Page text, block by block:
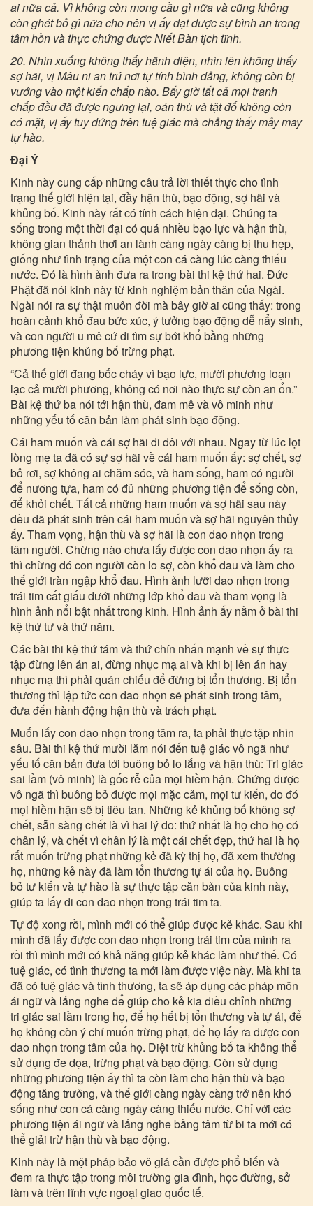
ai nữa cả. Vì không còn mong cầu gì nữa và cũng không
còn ghét bỏ gì nữa cho nên vị ấy đạt được sự bình an trong
tâm hồn và thực chứng được Niết Bàn tịch tĩnh.
20. Nhìn xuống không thấy hãnh diện, nhìn lên không thấy
sợ hãi, vị Mâu ni an trú nơi tự tính bình đẳng, không còn bị
vướng vào một kiến chấp nào. Bấy giờ tất cả mọi tranh
chấp đều đã được ngưng lại, oán thù và tật đố không còn
có mặt, vị ấy tuy đứng trên tuệ giác mà chẳng thấy mảy may
tự hào.
Đại Ý
Kinh này cung cấp những câu trả lời thiết thực cho tình
trạng thế giới hiện tại, đầy hận thù, bạo động, sợ hãi và
khủng bố. Kinh này rất có tính cách hiện đại. Chúng ta
sống trong một thời đại có quá nhiều bạo lực và hận thù,
không gian thảnh thơi an lành càng ngày càng bị thu hẹp,
giống như tình trạng của một con cá càng lúc càng thiếu
nước. Đó là hình ảnh đưa ra trong bài thi kệ thứ hai. Đức
Phật đã nói kinh này từ kinh nghiệm bản thân của Ngài.
Ngài nói ra sự thật muôn đời mà bây giờ ai cũng thấy: trong
hoàn cảnh khổ đau bức xúc, ý tưởng bạo động dễ nẩy sinh,
và con người u mê cứ đi tìm sự bớt khổ bằng những
phương tiện khủng bố trừng phạt.
“Cả thế giới đang bốc cháy vì bạo lực, mười phương loạn
lạc cả mười phương, không có nơi nào thực sự còn an ổn.”
Bài kệ thứ ba nói tới hận thù, đam mê và vô minh như
những yếu tố căn bản làm phát sinh bạo động.
Cái ham muốn và cái sợ hãi đi đôi với nhau. Ngay từ lúc lọt
lòng mẹ ta đã có sự sợ hãi về cái ham muốn ấy: sợ chết, sợ
bỏ rơi, sợ không ai chăm sóc, và ham sống, ham có người
để nương tựa, ham có đủ những phương tiện để sống còn,
để khỏi chết. Tất cả những ham muốn và sợ hãi sau này
đều đã phát sinh trên cái ham muốn và sợ hãi nguyên thủy
ấy. Tham vọng, hận thù và sợ hãi là con dao nhọn trong
tâm người. Chừng nào chưa lấy được con dao nhọn ấy ra
thì chừng đó con người còn lo sợ, còn khổ đau và làm cho
thế giới tràn ngập khổ đau. Hình ảnh lưỡi dao nhọn trong
trái tim cất giấu dưới những lớp khổ đau và tham vọng là
hình ảnh nổi bật nhất trong kinh. Hình ảnh ấy nằm ở bài thi
kệ thứ tư và thứ năm.
Các bài thi kệ thứ tám và thứ chín nhấn mạnh về sự thực
tập đừng lên án ai, đừng nhục mạ ai và khi bị lên án hay
nhục mạ thì phải quán chiếu để đừng bị tổn thương. Bị tổn
thương thì lập tức con dao nhọn sẽ phát sinh trong tâm,
đưa đến hành động hận thù và trách phạt.
Muốn lấy con dao nhọn trong tâm ra, ta phải thực tập nhìn
sâu. Bài thi kệ thứ mười lăm nói đến tuệ giác vô ngã như
yếu tố căn bản đưa tới buông bỏ lo lắng và hận thù: Tri giác
sai lầm (vô minh) là gốc rễ của mọi hiềm hận. Chứng được
vô ngã thì buông bỏ được mọi mặc cảm, mọi tư kiến, do đó
mọi hiềm hận sẽ bị tiêu tan. Những kẻ khủng bố không sợ
chết, sẵn sàng chết là vì hai lý do: thứ nhất là họ cho họ có
chân lý, và chết vì chân lý là một cái chết đẹp, thứ hai là họ
rất muốn trừng phạt những kẻ đã kỳ thị họ, đã xem thường
họ, những kẻ này đã làm tổn thương tự ái của họ. Buông
bỏ tư kiến và tự hào là sự thực tập căn bản của kinh này,
giúp ta lấy đi con dao nhọn trong trái tim ta.
Tự độ xong rồi, mình mới có thể giúp được kẻ khác. Sau khi
mình đã lấy được con dao nhọn trong trái tim của mình ra
rồi thì mình mới có khả năng giúp kẻ khác làm như thế. Có
tuệ giác, có tình thương ta mới làm được việc này. Mà khi ta
đã có tuệ giác và tình thương, ta sẽ áp dụng các pháp môn
ái ngữ và lắng nghe để giúp cho kẻ kia điều chỉnh những
tri giác sai lầm trong họ, để họ hết bị tổn thương và tự ái, để
họ không còn ý chí muốn trừng phạt, để họ lấy ra được con
dao nhọn trong tâm của họ. Diệt trừ khủng bố ta không thể
sử dụng đe dọa, trừng phạt và bạo động. Còn sử dụng
những phương tiện ấy thì ta còn làm cho hận thù và bạo
động tăng trưởng, và thế giới càng ngày càng trở nên khó
sống như con cá càng ngày càng thiếu nước. Chỉ với các
phương tiện ái ngữ và lắng nghe bằng tâm từ bi ta mới có
thể giải trừ hận thù và bạo động.
Kinh này là một pháp bảo vô giá cần được phổ biến và
đem ra thực tập trong môi trường gia đình, học đường, sở
làm và trên lĩnh vực ngoại giao quốc tế.